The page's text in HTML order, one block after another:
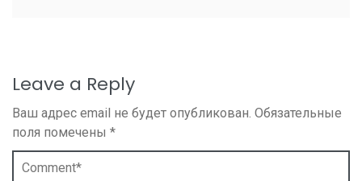
Leave a Reply
Ваш адрес email не будет опубликован. Обязательные
поля помечены *